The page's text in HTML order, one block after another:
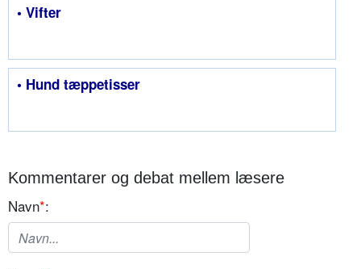
• Vifter
• Hund tæppetisser
Kommentarer og debat mellem læsere
Navn*: